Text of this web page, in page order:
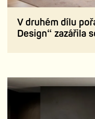
V druhém dílu
Design“ zazářila